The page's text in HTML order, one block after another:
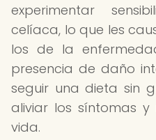
experimentar
celíaca, lo que les
los de la
presencia de daño
seguir una dieta sin
aliviar los síntomas
vida.